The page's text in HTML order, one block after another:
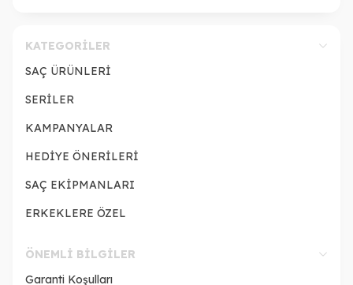
KATEGORILER
SAÇ ÜRÜNLERİ
SERİLER
KAMPANYALAR
HEDİYE ÖNERİLERİ
SAÇ EKİPMANLARI
ERKEKLERE ÖZEL
ÖNEMLI BILGILER
Garanti Koşulları